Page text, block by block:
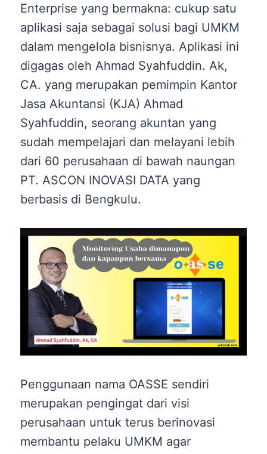
Enterprise yang bermakna: cukup satu
aplikasi saja sebagai solusi bagi UMKM
dalam mengelola bisnisnya. Aplikasi ini
digagas oleh Ahmad Syahfuddin. Ak,
CA. yang merupakan pemimpin Kantor
Jasa Akuntansi (KJA) Ahmad
Syahfuddin, seorang akuntan yang
sudah mempelajari dan melayani lebih
dari 60 perusahaan di bawah naungan
PT. ASCON INOVASI DATA yang
berbasis di Bengkulu.
Penggunaan nama OASSE sendiri
merupakan pengingat dari visi
perusahaan untuk terus berinovasi
membantu pelaku UMKM agar